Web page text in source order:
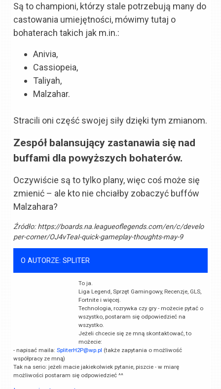
Są to championi, którzy stale potrzebują many do
castowania umiejętności, mówimy tutaj o
bohaterach takich jak m.in.:
Anivia,
Cassiopeia,
Taliyah,
Malzahar.
Stracili oni część swojej siły dzięki tym zmianom.
Zespół balansujący zastanawia się nad
buffami dla powyższych bohaterów.
Oczywiście są to tylko plany, więc coś może się
zmienić – ale kto nie chciałby zobaczyć buffów
Malzahara?
Źródło:https://boards.na.leagueoflegends.com/en/c/develo
per-corner/OJ4vTeaI-quick-gameplay-thoughts-may-9
O AUTORZE: SPLITER
To ja.
Liga Legend, Sprzęt Gamingowy, Recenzje, GLS,
Fortnite i więcej.
Technologia, rozrywka czy gry - możecie pytać o
wszystko, postaram się odpowiedzieć na
wszystko.
Jeżeli chcecie się ze mną skontaktować, to
możecie:
- napisać maila:SpliterH2P@wp.pl (także zapytania o możliwość
współpracy ze mną)
Tak na serio: jeżeli macie jakiekolwiek pytanie, piszcie - w miarę
możliwości postaram się odpowiedzieć ^^